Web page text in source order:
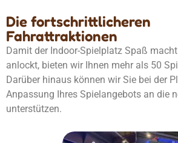
Die fortschrittlicheren
Fahrattraktionen
Damit der Indoor-Spielplatz Spaß
anlockt, bieten wir Ihnen mehr als 50
Darüber hinaus können wir Sie bei der
Anpassung Ihres Spielangebots an die
unterstützen.